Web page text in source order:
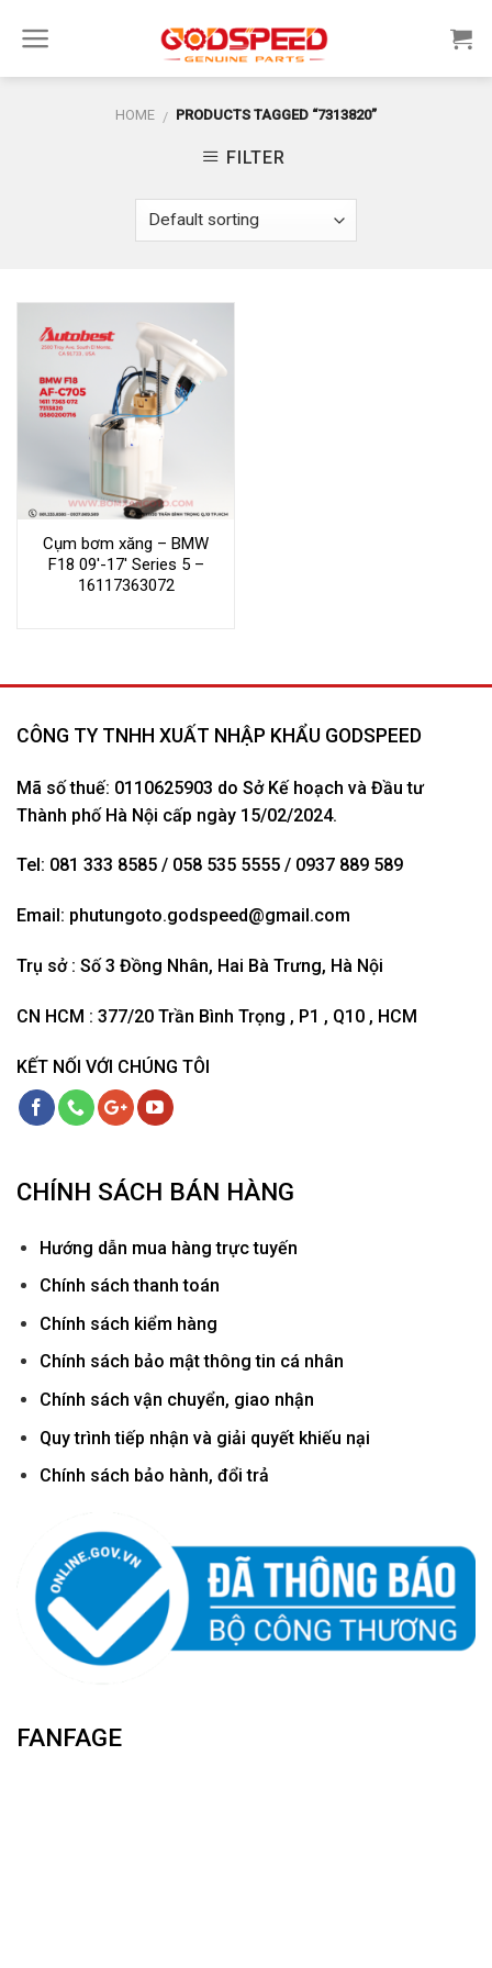
HOME / PRODUCTS TAGGED “7313820”
FILTER
Cụm bơm xăng – BMW
F18 09′-17′ Series 5 –
16117363072
CÔNG TY TNHH XUẤT NHẬP KHẨU GODSPEED
Mã số thuế: 0110625903 do Sở Kế hoạch và Đầu tư
Thành phố Hà Nội cấp ngày 15/02/2024.
Tel: 081 333 8585 / 058 535 5555 / 0937 889 589
Email: phutungoto.godspeed@gmail.com
Trụ sở : Số 3 Đồng Nhân, Hai Bà Trưng, Hà Nội
CN HCM : 377/20 Trần Bình Trọng , P1 , Q10 , HCM
KẾT NỐI VỚI CHÚNG TÔI
CHÍNH SÁCH BÁN HÀNG
Hướng dẫn mua hàng trực tuyến
Chính sách thanh toán
Chính sách kiểm hàng
Chính sách bảo mật thông tin cá nhân
Chính sách vận chuyển, giao nhận
Quy trình tiếp nhận và giải quyết khiếu nại
Chính sách bảo hành, đổi trả
FANFAGE